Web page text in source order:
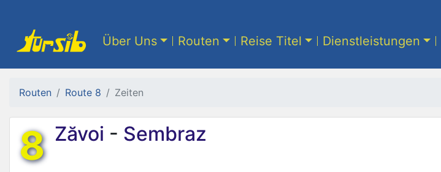
Über Uns Routen Reise Titel Dienstleistungen
Routen Route 8 Zeiten
8 Zăvoi - Sembraz